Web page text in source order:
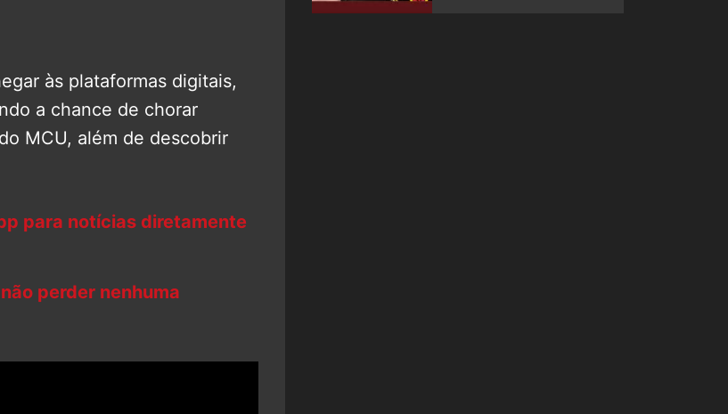
às plataformas digitais,
a chance de chorar
MCU, além de descobrir
para notícias diretamente
perder nenhuma